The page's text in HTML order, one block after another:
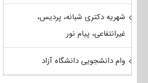
شهریه دکتری شبانه، پردیس،
غیرانتفاعی، پیام نور
وام دانشجویی دانشگاه آزاد